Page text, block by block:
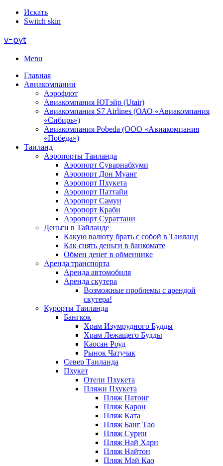
Искать
Switch skin
v-pyt
Menu
Главная
Авиакомпании
Аэрофлот
Авиакомпания ЮТэйр (Utair)
Авиакомпания S7 Airlines (ОАО «Авиакомпания
«Сибирь»)
Авиакомпания Pobeda (ООО «Авиакомпания
«Победа»)
Таиланд
Аэропорты Таиланда
Аэропорт Суварнабхуми
Аэропорт Дон Муанг
Аэропорт Пхукета
Аэропорт Паттайи
Аэропорт Самуи
Аэропорт Краби
Аэропорт Сураттани
Деньги в Тайланде
Какую валюту брать с собой в Таиланд
Как снять деньги в банкомате
Обмен денег в обменнике
Аренда транспорта
Аренда автомобиля
Аренда скутера
Возможные проблемы с арендой
скутера!
Курорты Таиланда
Бангкок
Храм Изумрудного Будды
Храм Лежащего Будды
Каосан Роуд
Рынок Чатучак
Север Таиланда
Пхукет
Отели Пхукета
Пляжи Пхукета
Пляж Патонг
Пляж Карон
Пляж Ката
Пляж Банг Тао
Пляж Сурин
Пляж Най Харн
Пляж Найтон
Пляж Май Као